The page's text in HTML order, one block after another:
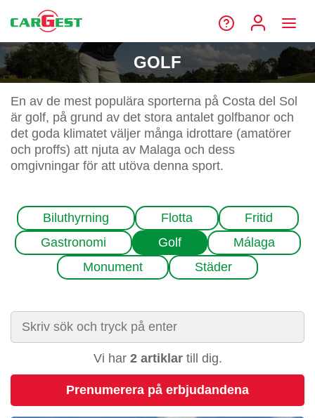
GOLF
En av de mest populära sporterna på Costa del Sol
är golf, på grund av det stora antalet golfbanor och
det goda klimatet väljer många idrottare (amatörer
och proffs) att njuta av Malaga och dess
omgivningar för att utöva denna sport.
Biluthyrning Flotta
Fritid
Gastronomi
Golf
Málaga
Monument
Städer
Vi har 2 artiklartill dig.
Prenumerera på erbjudandena